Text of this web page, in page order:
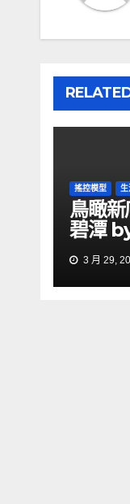
搖控模型 生
鳥瞰
碧潭
3 月 29,